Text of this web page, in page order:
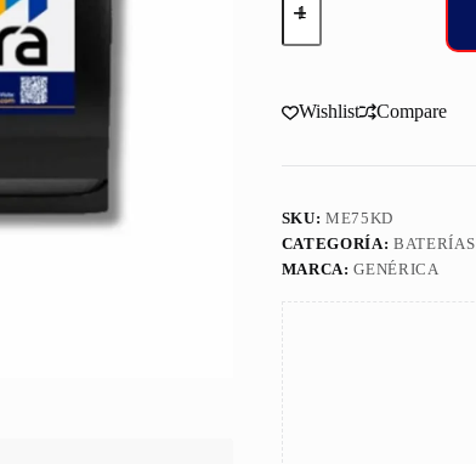
Moura
48
cantidad
Wishlist Compare
SKU:ME75KD
CATEGORÍA: BATERÍAS
MARCA:GENÉRICA